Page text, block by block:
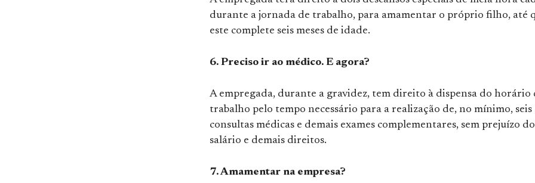
durante a jornada de trabalho, para amamentar o próprio filho, até
este complete seis meses de idade.
6. Preciso ir ao médico. E agora?
A empregada, durante a gravidez, tem direito à dispensa do horário
trabalho pelo tempo necessário para a realização de, no mínimo, seis
consultas médicas e demais exames complementares, sem prejuízo do
salário e demais direitos.
7. Amamentar na empresa?